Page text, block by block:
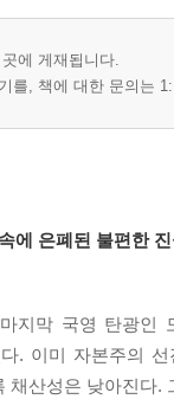
에 게재됩니다.
를, 책에 대한 문의는
에 은폐된 불편한
지막 국영 탄광인
. 이미 자본주의
채산성은 낮아진다